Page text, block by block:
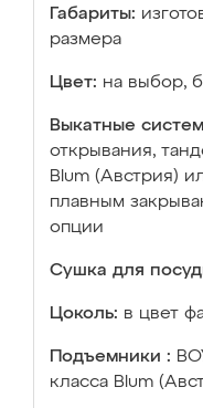
Габариты:
размера
Цвет: на выбор,
Выкатные
открывания,
Blum (Австрия)
плавным
опции
Сушка для
Цоколь: в цвет
Подъемники :
класса Blum